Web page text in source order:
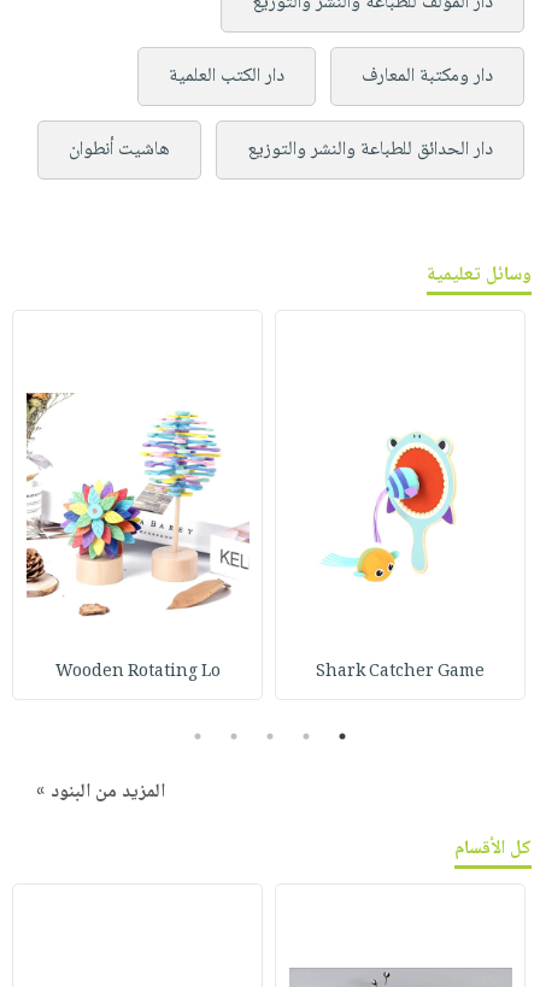
دار ومكتبة المعارف دار الكتب العلمية
دار الحدائق للطباعة والنشر والتوزيع هاشيت أنطوان
وسائل تعليمية
Shark Catcher Game
Wooden Rotating Lo
1
2
3
4
5
المزيد من البنود »
كل الأقسام